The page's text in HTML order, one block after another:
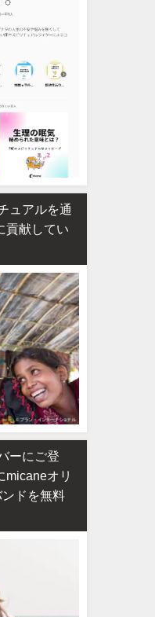
ュアルを通
貢献してい
ーにご登
micaneオリ
ドを無料